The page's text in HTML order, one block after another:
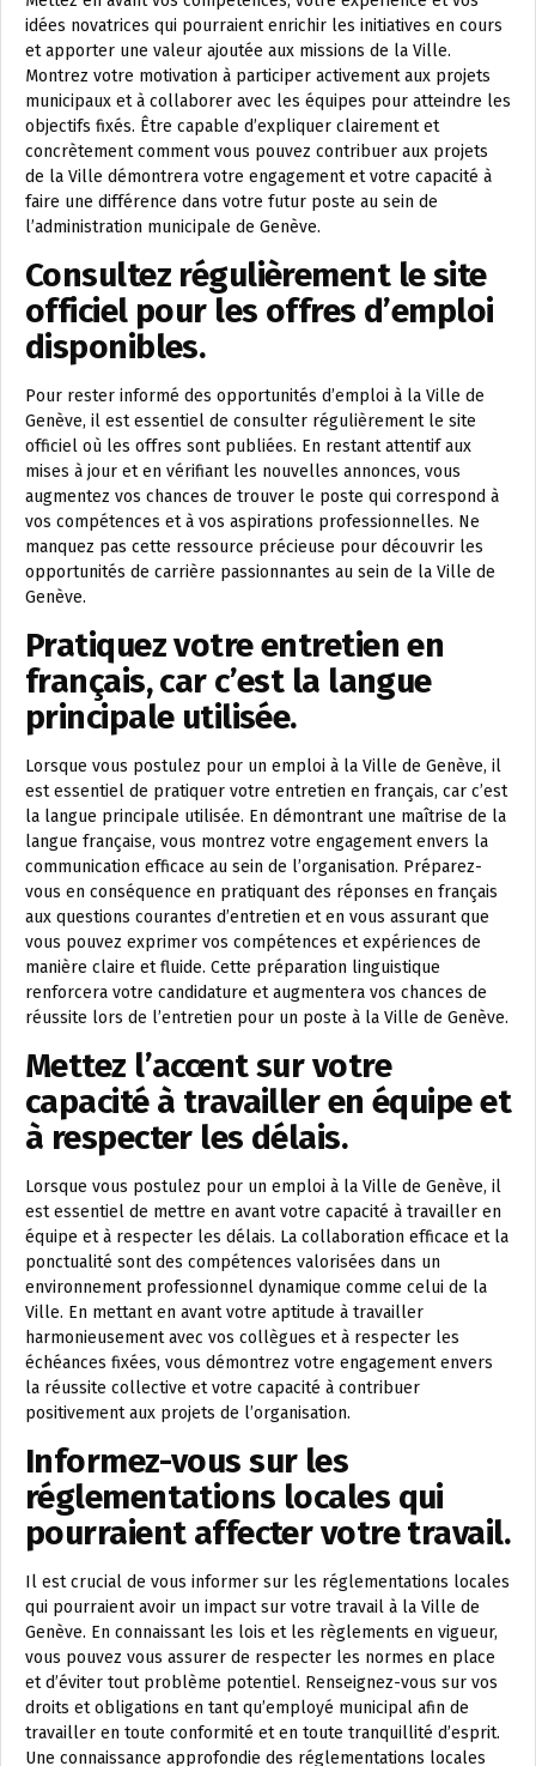
idées novatrices qui pourraient enrichir les initiatives en cours
et apporter une valeur ajoutée aux missions de la Ville.
Montrez votre motivation à participer activement aux projets
municipaux et à collaborer avec les équipes pour atteindre les
objectifs fixés. Être capable d’expliquer clairement et
concrètement comment vous pouvez contribuer aux projets
de la Ville démontrera votre engagement et votre capacité à
faire une différence dans votre futur poste au sein de
l’administration municipale de Genève.
Consultez régulièrement le site
officiel pour les offres d’emploi
disponibles.
Pour rester informé des opportunités d’emploi à la Ville de
Genève, il est essentiel de consulter régulièrement le site
officiel où les offres sont publiées. En restant attentif aux
mises à jour et en vérifiant les nouvelles annonces, vous
augmentez vos chances de trouver le poste qui correspond à
vos compétences et à vos aspirations professionnelles. Ne
manquez pas cette ressource précieuse pour découvrir les
opportunités de carrière passionnantes au sein de la Ville de
Genève.
Pratiquez votre entretien en
français, car c’est la langue
principale utilisée.
Lorsque vous postulez pour un emploi à la Ville de Genève, il
est essentiel de pratiquer votre entretien en français, car c’est
la langue principale utilisée. En démontrant une maîtrise de la
langue française, vous montrez votre engagement envers la
communication efficace au sein de l’organisation. Préparez-
vous en conséquence en pratiquant des réponses en français
aux questions courantes d’entretien et en vous assurant que
vous pouvez exprimer vos compétences et expériences de
manière claire et fluide. Cette préparation linguistique
renforcera votre candidature et augmentera vos chances de
réussite lors de l’entretien pour un poste à la Ville de Genève.
Mettez l’accent sur votre
capacité à travailler en équipe et
à respecter les délais.
Lorsque vous postulez pour un emploi à la Ville de Genève, il
est essentiel de mettre en avant votre capacité à travailler en
équipe et à respecter les délais. La collaboration efficace et la
ponctualité sont des compétences valorisées dans un
environnement professionnel dynamique comme celui de la
Ville. En mettant en avant votre aptitude à travailler
harmonieusement avec vos collègues et à respecter les
échéances fixées, vous démontrez votre engagement envers
la réussite collective et votre capacité à contribuer
positivement aux projets de l’organisation.
Informez-vous sur les
réglementations locales qui
pourraient affecter votre travail.
Il est crucial de vous informer sur les réglementations locales
qui pourraient avoir un impact sur votre travail à la Ville de
Genève. En connaissant les lois et les règlements en vigueur,
vous pouvez vous assurer de respecter les normes en place
et d’éviter tout problème potentiel. Renseignez-vous sur vos
droits et obligations en tant qu’employé municipal afin de
travailler en toute conformité et en toute tranquillité d’esprit.
Une connaissance approfondie des réglementations locales